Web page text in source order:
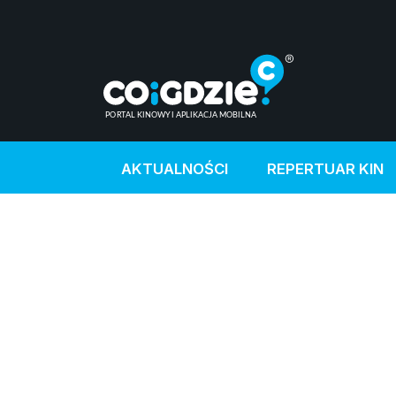
AKTUALNOŚCI REPERTUAR KIN